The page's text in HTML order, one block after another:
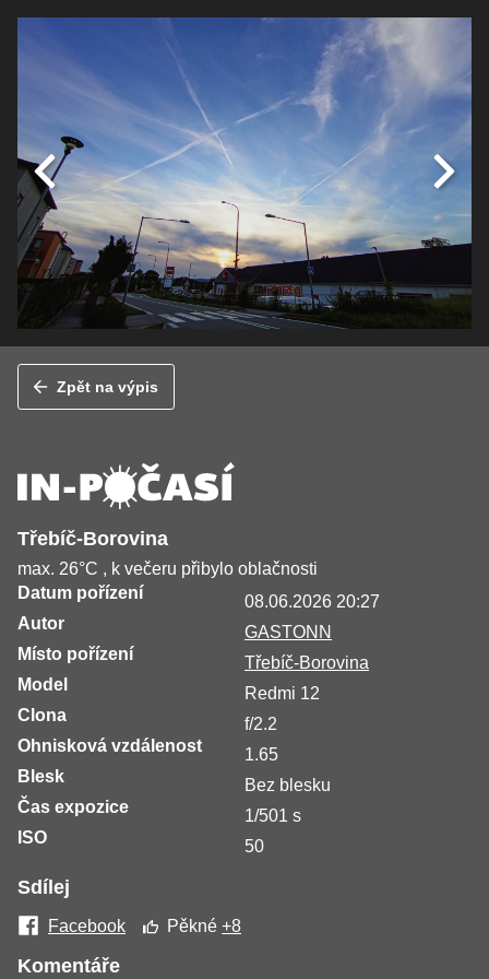
Zpět na výpis
Třebíč-Borovina
max. 26°C , k večeru přibylo oblačnosti
Datum pořízení
08.06.2026 20:27
Autor
GASTONN
Místo pořízení
Třebíč-Borovina
Model
Redmi 12
Clona
f/2.2
Ohnisková vzdálenost
1.65
Blesk
Bez blesku
Čas expozice
1/501 s
ISO
50
Sdílej
Facebook Pěkné+8
Komentáře